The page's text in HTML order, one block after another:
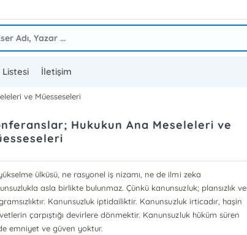
İletişim
ve Müesseseleri
Hukukun Ana Meseleleri ve
ülküsü, ne rasyonel iş nizamı, ne de ilmi zeka
asla birlikte bulunmaz. Çünkü kanunsuzluk; plansızlık ve
Kanunsuzluk iptidailiktir. Kanunsuzluk irticadır, haşin
çarpıştığı devirlere dönmektir. Kanunsuzluk hüküm süren
emniyet ve güven yoktur.